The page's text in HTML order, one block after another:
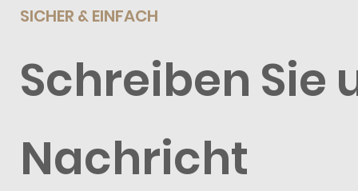
SICHER & EINFACH
Schreiben Sie
Nachricht